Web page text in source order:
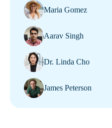
Maria Gomez
Aarav Singh
Dr. Linda Cho
James Peterson